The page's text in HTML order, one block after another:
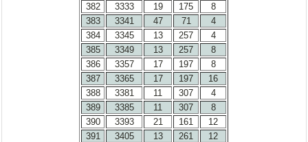
382
3333 19 175
8
383
3341 47 71
4
384
3345 13 257
4
385
3349 13 257
8
386
3357 17 197
8
387
3365 17 197
16
388
3381 11 307
4
389
3385 11 307
8
390
3393 21 161
12
391
3405 13 261
12